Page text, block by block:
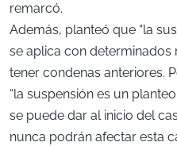
remarcó.
Además, planteó que “la
se aplica con determinados
tener condenas anteriores.
“la suspensión es un
se puede dar al inicio del
nunca podrán afectar esta